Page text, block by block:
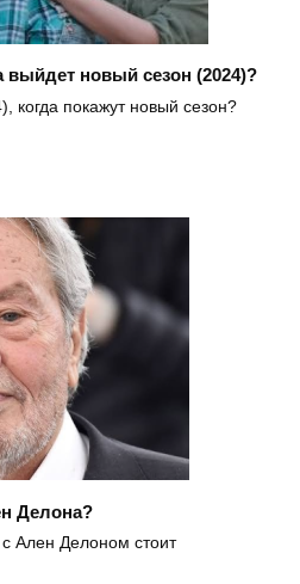
выйдет новый сезон (2024)?
когда покажут новый сезон?
Делона?
Ален Делоном стоит